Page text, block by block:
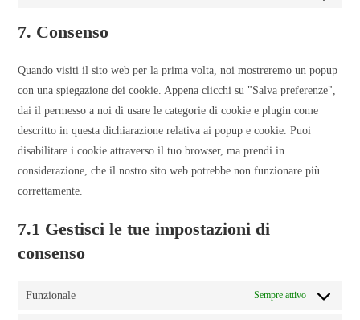
7. Consenso
Quando visiti il sito web per la prima volta, noi mostreremo un popup
con una spiegazione dei cookie. Appena clicchi su "Salva preferenze",
dai il permesso a noi di usare le categorie di cookie e plugin come
descritto in questa dichiarazione relativa ai popup e cookie. Puoi
disabilitare i cookie attraverso il tuo browser, ma prendi in
considerazione, che il nostro sito web potrebbe non funzionare più
correttamente.
7.1 Gestisci le tue impostazioni di
consenso
Funzionale Sempre attivo